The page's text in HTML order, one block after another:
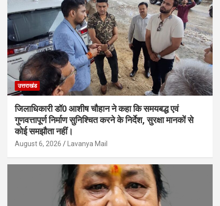
उत्तराखंड
जिलाधिकारी डॉ0 आशीष चौहान ने कहा कि समयबद्ध एवं
गुणवत्तापूर्ण निर्माण सुनिश्चित करने के निर्देश, सुरक्षा मानकों से
कोई समझौता नहीं।
August 6, 2026 Lavanya Mail